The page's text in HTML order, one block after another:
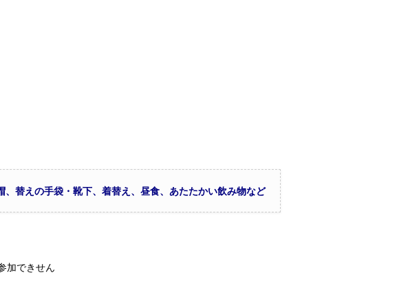
替えの手袋・靴下、着替え、昼食、あたたかい飲み物など
加できせん